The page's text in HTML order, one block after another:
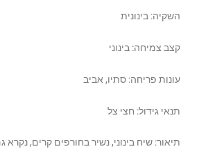
השקיה: בינונית
קצב צמיחה: בינוני
עונות פריחה: סתיו, אביב
תנאי גידול: חצי צל
תיאור: שיח בינוני, נשיר בחורפים קרים,